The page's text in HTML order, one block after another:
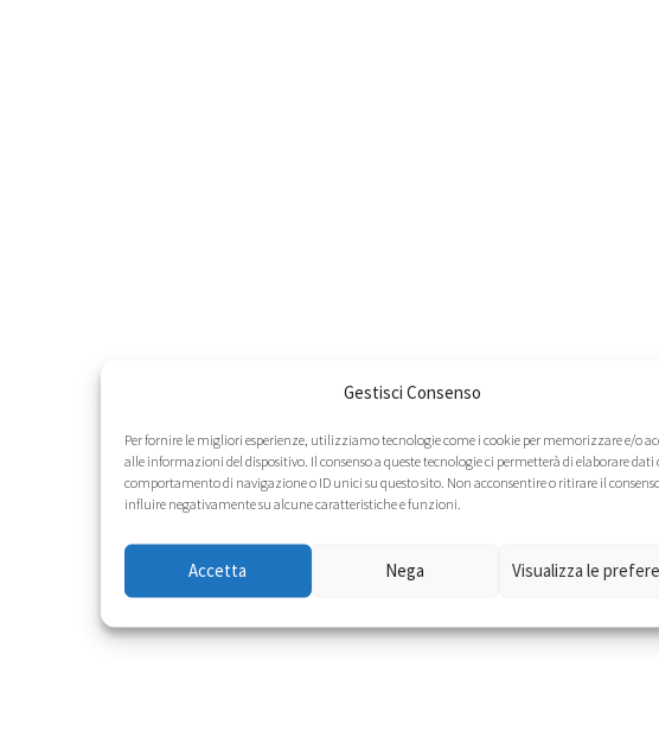
Gestisci Consenso
Per fornire le migliori esperienze, utilizziamo tecnologie come i cookie per memorizzare e/o
alle informazioni del dispositivo. Il consenso a queste tecnologie ci permetterà di elaborare dati
comportamento di navigazione o ID unici su questo sito. Non acconsentire o ritirare il
influire negativamente su alcune caratteristiche e funzioni.
Accetta Nega Visualizza le